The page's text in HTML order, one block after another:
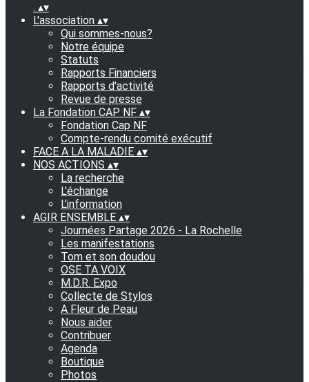
. ▴▾
L'association ▴▾
Qui sommes-nous?
Notre équipe
Statuts
Rapports Financiers
Rapports d'activité
Revue de presse
La Fondation CAP NF ▴▾
Fondation Cap NF
Compte-rendu comité exécutif
FACE A LA MALADIE ▴▾
NOS ACTIONS ▴▾
La recherche
L'échange
L'information
AGIR ENSEMBLE ▴▾
Journées Partage 2026 - La Rochelle
Les manifestations
Tom et son doudou
OSE TA VOIX
M.D.R. Expo
Collecte de Stylos
A Fleur de Peau
Nous aider
Contribuer
Agenda
Boutique
Photos